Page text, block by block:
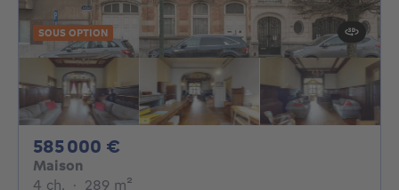
SOUS OPTION
585 000 €
Maison
4 ch. 4 chambres
· 289 m²